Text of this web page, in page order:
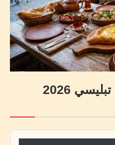
ميزانية السياحة في تبليسي 2026